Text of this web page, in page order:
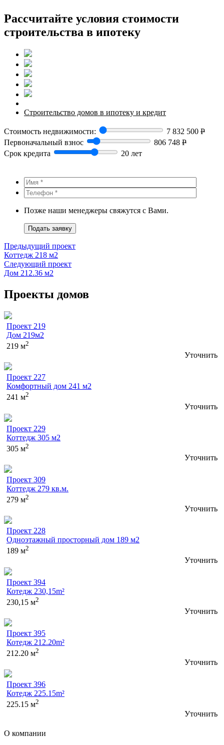
Рассчитайте условия стоимости
строительства в ипотеку
Строительство домов в ипотеку и кредит
Стоимость недвижимости: 7 832 500 Р
Первоначальный взнос
806 748 Р
Срок кредита
20 лет
Позже наши менеджеры свяжутся с Вами.
Подать заявку
Предыдущий проект
Коттедж 218 м2
Следующий проект
Дом 212.36 м2
Проекты домов
Проект 219
Дом 219м2
219 м2
Уточнить
Проект 227
Комфортный дом 241 м2
241 м2
Уточнить
Проект 229
Коттедж 305 м2
305 м2
Уточнить
Проект 309
Коттедж 279 кв.м.
279 м2
Уточнить
Проект 228
Одноэтажный просторный дом 189 м2
189 м2
Уточнить
Проект 394
Котедж 230,15m²
230,15 м2
Уточнить
Проект 395
Котедж 212.20m²
212.20 м2
Уточнить
Проект 396
Котедж 225.15m²
225.15 м2
Уточнить
О компании